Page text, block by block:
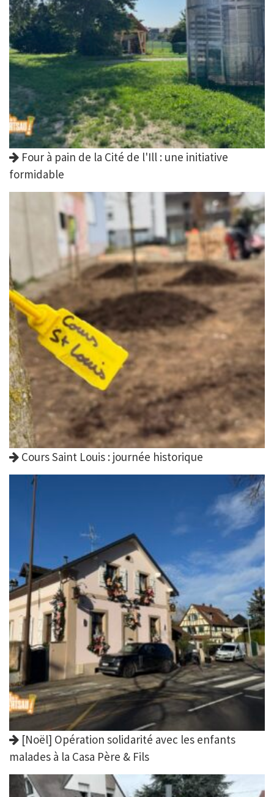
Four à pain de la Cité de l'Ill : une initiative
formidable
Cours Saint Louis : journée historique
[Noël] Opération solidarité avec les enfants
malades à la Casa Père & Fils